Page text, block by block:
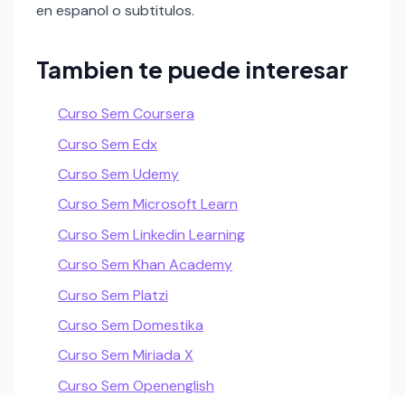
en espanol o subtitulos.
Tambien te puede interesar
Curso Sem Coursera
Curso Sem Edx
Curso Sem Udemy
Curso Sem Microsoft Learn
Curso Sem Linkedin Learning
Curso Sem Khan Academy
Curso Sem Platzi
Curso Sem Domestika
Curso Sem Miriada X
Curso Sem Openenglish